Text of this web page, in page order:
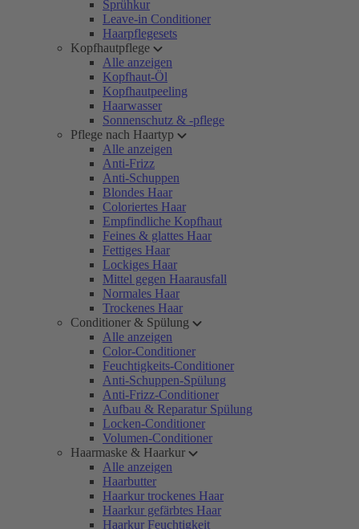
Sprühkur
Leave-in Conditioner
Haarpflegesets
Kopfhautpflege
Alle anzeigen
Kopfhaut-Öl
Kopfhautpeeling
Haarwasser
Sonnenschutz & -pflege
Pflege nach Haartyp
Alle anzeigen
Anti-Frizz
Anti-Schuppen
Blondes Haar
Coloriertes Haar
Empfindliche Kopfhaut
Feines & glattes Haar
Fettiges Haar
Lockiges Haar
Mittel gegen Haarausfall
Normales Haar
Trockenes Haar
Conditioner & Spülung
Alle anzeigen
Color-Conditioner
Feuchtigkeits-Conditioner
Anti-Schuppen-Spülung
Anti-Frizz-Conditioner
Aufbau & Reparatur Spülung
Locken-Conditioner
Volumen-Conditioner
Haarmaske & Haarkur
Alle anzeigen
Haarbutter
Haarkur trockenes Haar
Haarkur gefärbtes Haar
Haarkur Feuchtigkeit